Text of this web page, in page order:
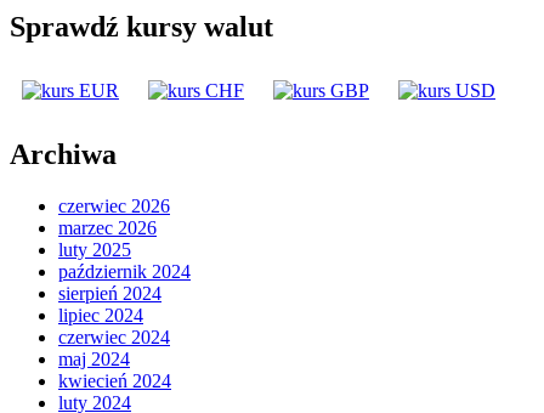
Sprawdź kursy walut
Archiwa
czerwiec 2026
marzec 2026
luty 2025
październik 2024
sierpień 2024
lipiec 2024
czerwiec 2024
maj 2024
kwiecień 2024
luty 2024